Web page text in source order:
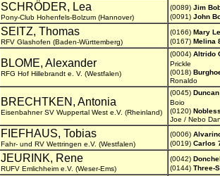
SCHRÖDER, Lea
Pony-Club Hohenfels-Bolzum (Hannover)
(0089) Jim
(0091) John
SEITZ, Thomas
RFV Glashofen (Baden-Württemberg)
(0166) Mary
(0167) Melina
BLOME, Alexander
RFG Hof Hillebrandt e. V. (Westfalen)
(0004) Altrido
Prickle
(0018)
Ronaldo
BRECHTKEN, Antonia
Eisenbahner SV Wuppertal West e.V. (Rheinland)
(0045)
Boio
(0120)
Joe / Nebo
FIEFHAUS, Tobias
Fahr- und RV Wettringen e.V. (Westfalen)
(0006)
(0019) Carlos
JEURINK, Rene
RUFV Emlichheim e.V. (Weser-Ems)
(0042)
(0144) Three-